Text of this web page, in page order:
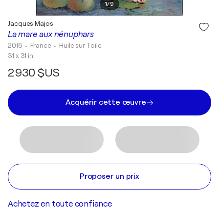
1/9
La mare aux nénuphars
Jacques Majos
2018 • France • Huile sur Toile
31 x 31 in
2 930 $US
Acquérir cette œuvre
Proposer un prix
Achetez en toute confiance